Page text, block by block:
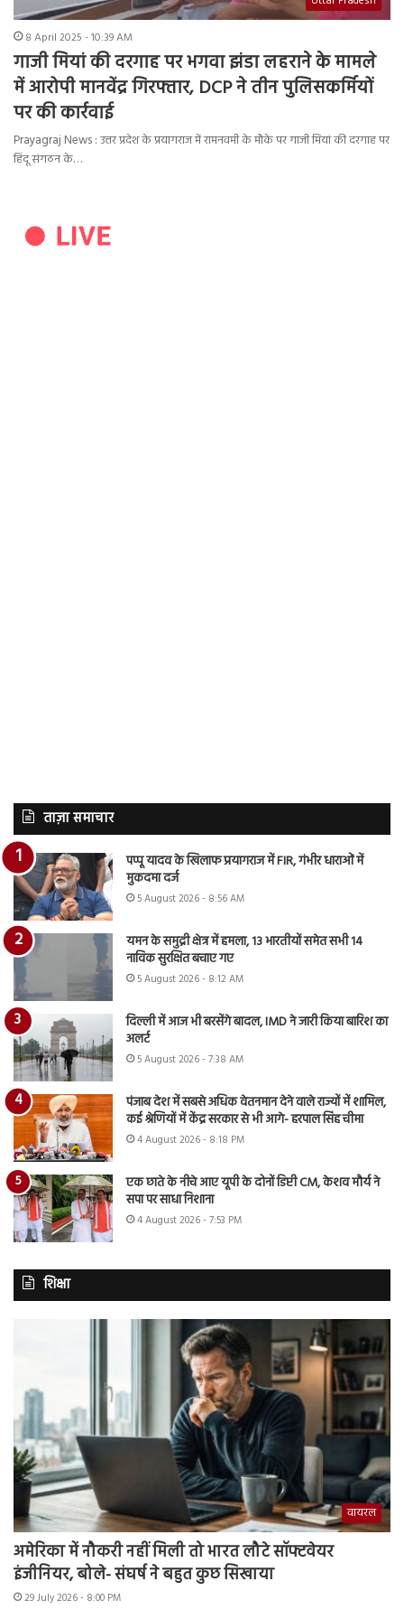
8 April 2025 - 10:39 AM
गाजी मियां की दरगाह पर भगवा झंडा लहराने के मामले
में आरोपी मानवेंद्र गिरफ्तार, DCP ने तीन पुलिसकर्मियों
पर की कार्रवाई
Prayagraj News : उत्तर प्रदेश के प्रयागराज में रामनवमी के मौके पर गाजी मियां की दरगाह पर
हिंदू संगठन के…
ताज़ा समाचार
पप्पू यादव के खिलाफ प्रयागराज में FIR, गंभीर धाराओं में
मुकदमा दर्ज
5 August 2026 - 8:56 AM
यमन के समुद्री क्षेत्र में हमला, 13 भारतीयों समेत सभी 14
नाविक सुरक्षित बचाए गए
5 August 2026 - 8:12 AM
दिल्ली में आज भी बरसेंगे बादल, IMD ने जारी किया बारिश का
अलर्ट
5 August 2026 - 7:38 AM
पंजाब देश में सबसे अधिक वेतनमान देने वाले राज्यों में शामिल,
कई श्रेणियों में केंद्र सरकार से भी आगे- हरपाल सिंह चीमा
4 August 2026 - 8:18 PM
एक छाते के नीचे आए यूपी के दोनों डिप्टी CM, केशव मौर्य ने
सपा पर साधा निशाना
4 August 2026 - 7:53 PM
शिक्षा
वायरल
अमेरिका में नौकरी नहीं मिली तो भारत लौटे सॉफ्टवेयर
इंजीनियर, बोले- संघर्ष ने बहुत कुछ सिखाया
29 July 2026 - 8:00 PM